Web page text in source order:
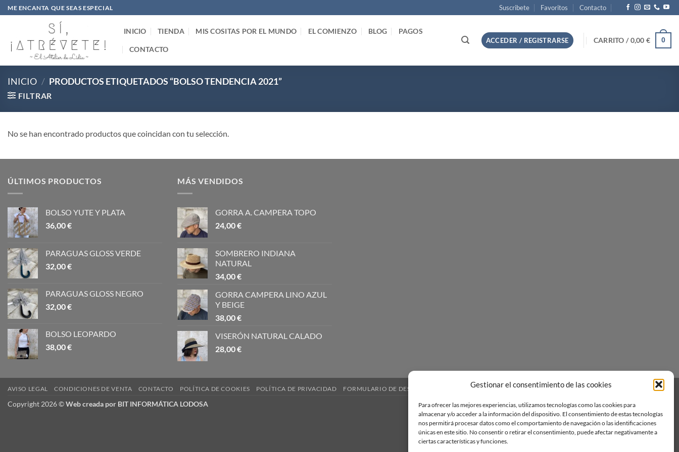
Gestionar el consentimiento de las cookies
Para ofrecer las mejores experiencias, utilizamos tecnologías como las cookies para
almacenar y/o acceder a la información del dispositivo. El consentimiento de estas tecnologías
nos permitirá procesar datos como el comportamiento de navegación o las identificaciones
únicas en este sitio. No consentir o retirar el consentimiento, puede afectar negativamente a
ciertas características y funciones.
Saltar
al
ME ENCANTA QUE SEAS ESPECIAL Suscribete Favoritos Contacto
INICIO TIENDA MIS COSITAS POR EL MUNDO EL COMIENZO BLOG PAGOS
CONTACTO
ACCEDER / REGISTRARSE CARRITO /0,00€ 0
INICIO / PRODUCTOS ETIQUETADOS “BOLSO TENDENCIA 2021”
FILTRAR
No se han encontrado productos que coincidan con tu selección.
ÚLTIMOS PRODUCTOS
BOLSO YUTE Y PLATA
36,00€
PARAGUAS GLOSS VERDE
32,00€
PARAGUAS GLOSS NEGRO
32,00€
BOLSO LEOPARDO
38,00€
MÁS VENDIDOS
GORRA A. CAMPERA TOPO
24,00€
SOMBRERO INDIANA
NATURAL
34,00€
GORRA CAMPERA LINO AZUL
Y BEIGE
38,00€
VISERÓN NATURAL CALADO
28,00€
AVISO LEGAL CONDICIONES DE VENTA CONTACTO POLÍTICA DE COOKIES POLÍTICA DE PRIVACIDAD FORMULARIO DE DESISTIMIENTO RECLAMACIONES
Copyright 2026 ©Web creada por BIT INFORMÁTICA LODOSA